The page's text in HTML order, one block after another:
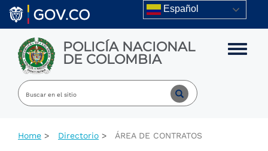
Skip to main content Español
POLICÍA NACIONAL
DE COLOMBIA Toggle
Home Directorio ÁREA DE CONTRATOS